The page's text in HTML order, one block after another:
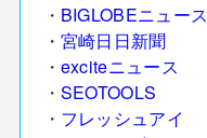
・ BIGLOBEニュース
・ 宮崎日日新聞
・ exciteニュース
・ SEOTOOLS
・ フレッシュアイ